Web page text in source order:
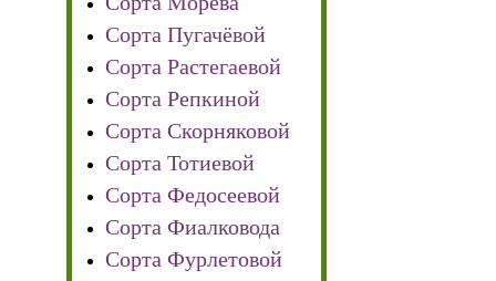
Сорта Пугачёвой
Сорта Растегаевой
Сорта Репкиной
Сорта Скорняковой
Сорта Тотиевой
Сорта Федосеевой
Сорта Фиалковода
Сорта Фурлетовой